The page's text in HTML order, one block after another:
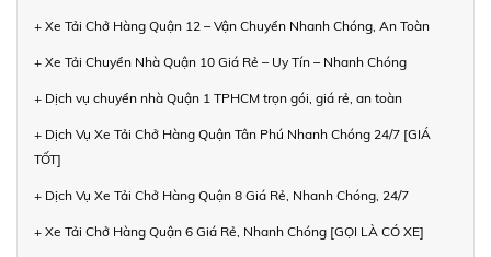
+ Xe Tải Chở Hàng Quận 12 – Vận Chuyển Nhanh Chóng, An Toàn
+ Xe Tải Chuyển Nhà Quận 10 Giá Rẻ – Uy Tín – Nhanh Chóng
+ Dịch vụ chuyển nhà Quận 1 TPHCM trọn gói, giá rẻ, an toàn
+ Dịch Vụ Xe Tải Chở Hàng Quận Tân Phú Nhanh Chóng 24/7 [GIÁ
TỐT]
+ Dịch Vụ Xe Tải Chở Hàng Quận 8 Giá Rẻ, Nhanh Chóng, 24/7
+ Xe Tải Chở Hàng Quận 6 Giá Rẻ, Nhanh Chóng [GỌI LÀ CÓ XE]